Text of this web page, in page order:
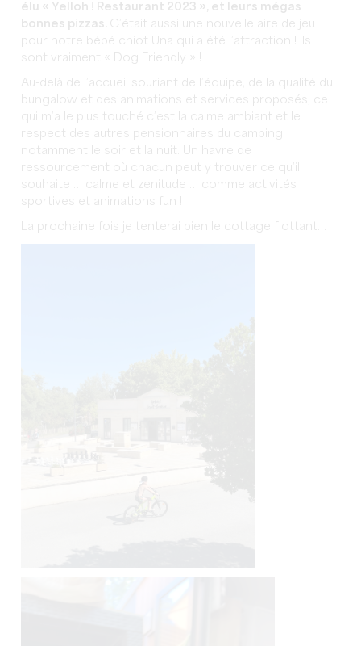
élu « Yelloh ! Restaurant 2023 », et leurs mégas
bonnes pizzas. C’était aussi une nouvelle aire de jeu
pour notre bébé chiot Una qui a été l’attraction ! Ils
sont vraiment « Dog Friendly » !
Au-delà de l’accueil souriant de l’équipe, de la qualité du
bungalow et des animations et services proposés, ce
qui m’a le plus touché c’est la calme ambiant et le
respect des autres pensionnaires du camping
notamment le soir et la nuit. Un havre de
ressourcement où chacun peut y trouver ce qu’il
souhaite … calme et zenitude … comme activités
sportives et animations fun !
La prochaine fois je tenterai bien le cottage flottant…